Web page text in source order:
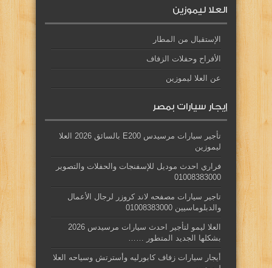
العلا ليموزين
الإستقبال من المطار
الأفراح وحفلات الزفاف
عن العلا ليموزين
إيجار سيارات بمصر
تأجير سيارات مرسيدس E200 بالسائق 2026 العلا
ليموزين
فراري احدث موديل للإسفنجات والحفلات والتصوير
01008383000
تاجير سيارات مصفحه لاند كروزر لرجال الأعمال
والدبلوماسيين 01008383000
العلا ليمو لتأجير احدث سيارات مرسيدس 2026
بشكلها الجديد المتطور ……
أيجار سيارات زفاف كابورليه وأسترتش وسياحه العلا